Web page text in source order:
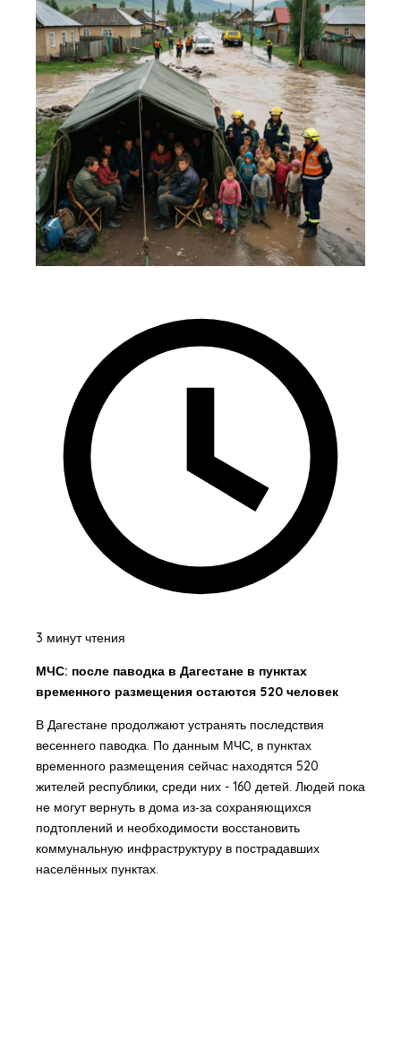
3 минут чтения
МЧС: после паводка в Дагестане в пунктах
временного размещения остаются 520 человек
В Дагестане продолжают устранять последствия
весеннего паводка. По данным МЧС, в пунктах
временного размещения сейчас находятся 520
жителей республики, среди них - 160 детей. Людей пока
не могут вернуть в дома из‑за сохраняющихся
подтоплений и необходимости восстановить
коммунальную инфраструктуру в пострадавших
населённых пунктах.